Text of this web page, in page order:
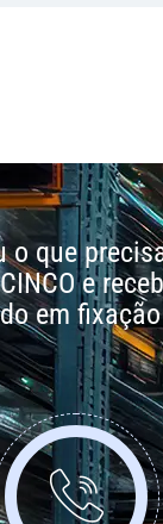
o que
e
em